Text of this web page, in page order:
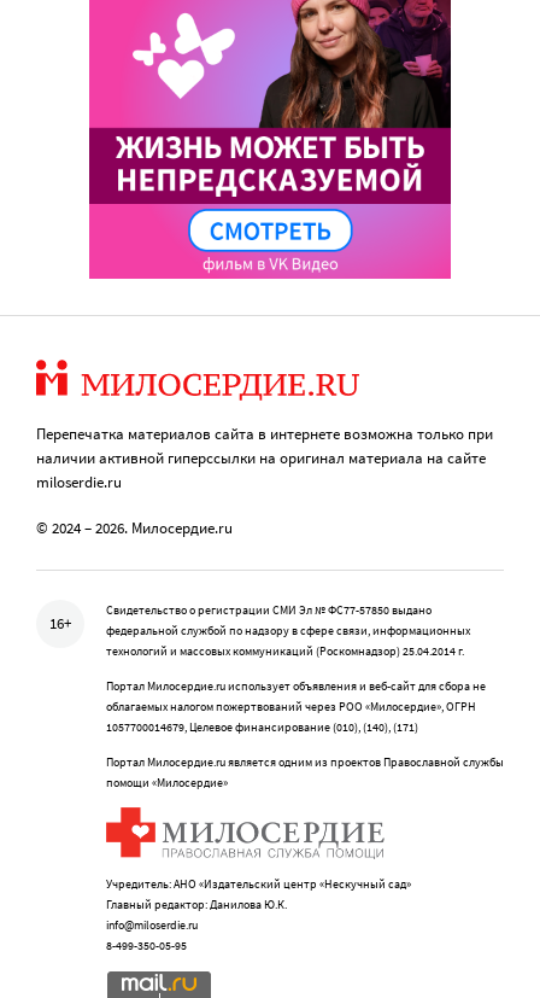
Перепечатка материалов сайта в интернете возможна только при
наличии активной гиперссылки на оригинал материала на сайте
miloserdie.ru
© 2024 – 2026. Милосердие.ru
16+
Свидетельство о регистрации СМИ Эл № ФС77-57850 выдано
федеральной службой по надзору в сфере связи, информационных
технологий и массовых коммуникаций (Роскомнадзор) 25.04.2014 г.
Портал Милосердие.ru использует объявления и веб-сайт для сбора не
облагаемых налогом пожертвований через РОО «Милосердие», ОГРН
1057700014679, Целевое финансирование (010), (140), (171)
Портал Милосердие.ru является одним из проектов Православной службы
помощи «Милосердие»
Учредитель: АНО «Издательский центр «Нескучный сад»
Главный редактор: Данилова Ю.К.
info@miloserdie.ru
8-499-350-05-95